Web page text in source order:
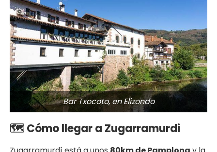
Bar Txocoto, en Elizondo
🗺 Cómo llegar a Zugarramurdi